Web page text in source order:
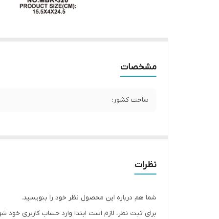
مشخصات
ساخت کشور:
نظرات
شما هم درباره این محصول نظر خود را بنویسید.
برای ثبت نظر، لازم است ابتدا وارد حساب کاربری خود